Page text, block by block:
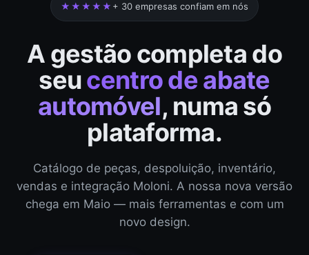
★★★★★ + 30 empresas confiam em nós
A gestão completa do
seucentro de abate
automóvel, numa só
plataforma.
Catálogo de peças, despoluição, inventário,
vendas e integração Moloni. A nossa nova versão
chega em Maio — mais ferramentas e com um
novo design.